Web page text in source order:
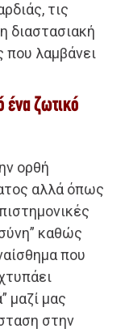
τις
διαστασιακή
που λαμβάνει
ένα ζωτικό
ορθή
αλλά όπως
καθώς
που
μαζί μας
στην